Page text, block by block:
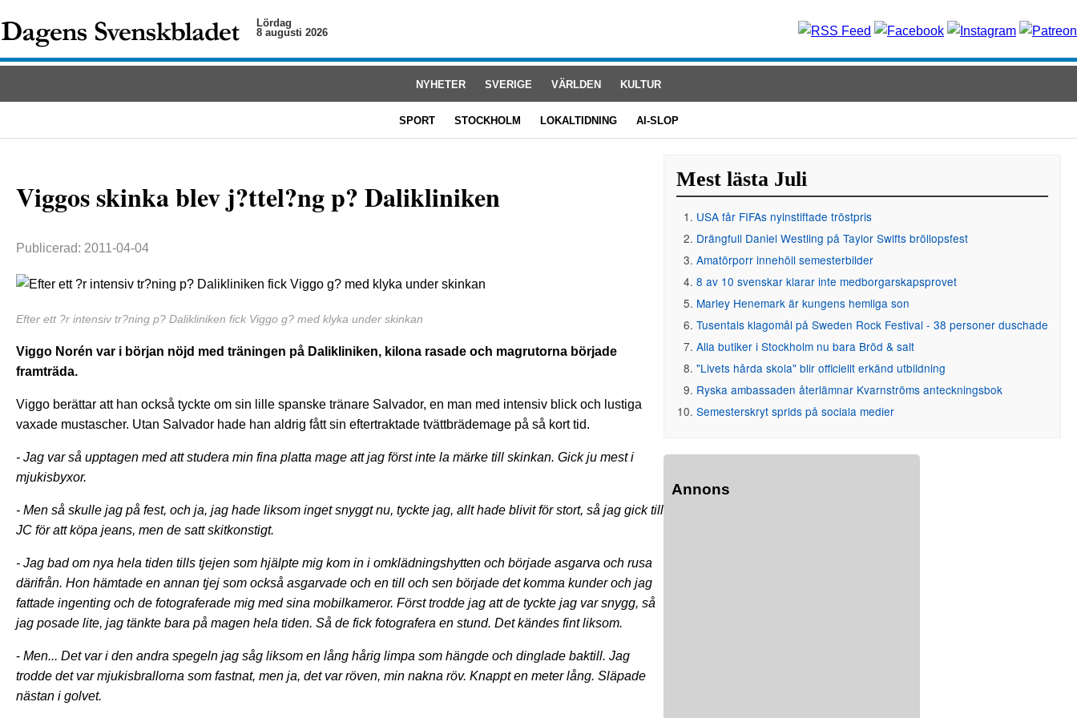
Lördag
8 augusti 2026
NYHETER SVERIGE VÄRLDEN KULTUR
SPORT STOCKHOLM LOKALTIDNING AI-SLOP
Viggos skinka blev j?ttel?ng p? Dalikliniken
Publicerad: 2011-04-04
Efter ett ?r intensiv tr?ning p? Dalikliniken fick Viggo g? med klyka under skinkan
Viggo Norén var i början nöjd med träningen på Dalikliniken, kilona rasade och magrutorna började
framträda.
Viggo berättar att han också tyckte om sin lille spanske tränare Salvador, en man med intensiv blick och lustiga
vaxade mustascher. Utan Salvador hade han aldrig fått sin eftertraktade tvättbrädemage på så kort tid.
- Jag var så upptagen med att studera min fina platta mage att jag först inte la märke till skinkan. Gick ju mest i
mjukisbyxor.
- Men så skulle jag på fest, och ja, jag hade liksom inget snyggt nu, tyckte jag, allt hade blivit för stort, så jag gick till
JC för att köpa jeans, men de satt skitkonstigt.
- Jag bad om nya hela tiden tills tjejen som hjälpte mig kom in i omklädningshytten och började asgarva och rusa
därifrån. Hon hämtade en annan tjej som också asgarvade och en till och sen började det komma kunder och jag
fattade ingenting och de fotograferade mig med sina mobilkameror. Först trodde jag att de tyckte jag var snygg, så
jag posade lite, jag tänkte bara på magen hela tiden. Så de fick fotografera en stund. Det kändes fint liksom.
- Men... Det var i den andra spegeln jag såg liksom en lång hårig limpa som hängde och dinglade baktill. Jag
trodde det var mjukisbrallorna som fastnat, men ja, det var röven, min nakna röv. Knappt en meter lång. Släpade
nästan i golvet.
Mest lästa Juli
USA får FIFAs nyinstiftade tröstpris
Drängfull Daniel Westling på Taylor Swifts bröllopsfest
Amatörporr innehöll semesterbilder
8 av 10 svenskar klarar inte medborgarskapsprovet
Marley Henemark är kungens hemliga son
Tusentals klagomål på Sweden Rock Festival - 38 personer duschade
Alla butiker i Stockholm nu bara Bröd & salt
"Livets hårda skola" blir officiellt erkänd utbildning
Ryska ambassaden återlämnar Kvarnströms anteckningsbok
Semesterskryt sprids på sociala medier
Annons